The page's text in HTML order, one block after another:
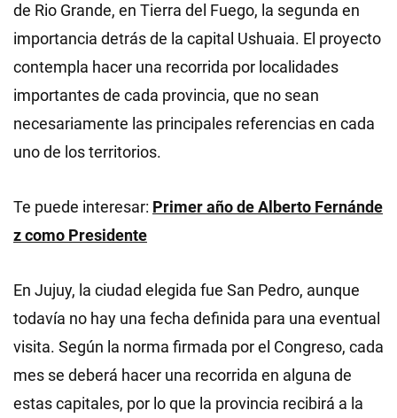
de Rio Grande, en Tierra del Fuego, la segunda en
importancia detrás de la capital Ushuaia. El proyecto
contempla hacer una recorrida por localidades
importantes de cada provincia, que no sean
necesariamente las principales referencias en cada
uno de los territorios.
Te puede interesar: Primer año de Alberto Fernánde
z como Presidente
En Jujuy, la ciudad elegida fue San Pedro, aunque
todavía no hay una fecha definida para una eventual
visita. Según la norma firmada por el Congreso, cada
mes se deberá hacer una recorrida en alguna de
estas capitales, por lo que la provincia recibirá a la